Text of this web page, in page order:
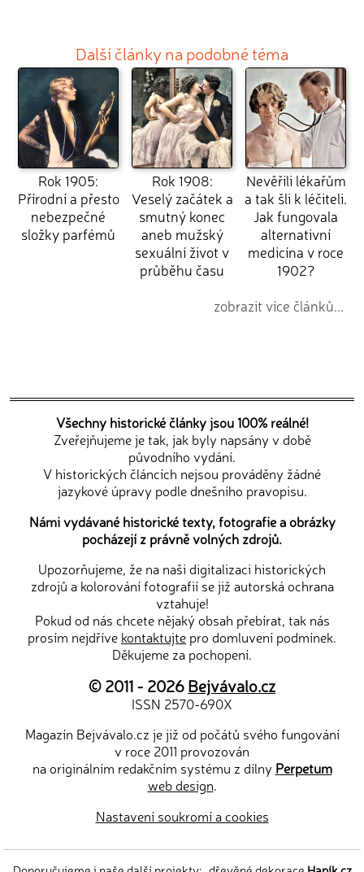
Další články na podobné téma
Rok 1905:
Přírodní a přesto
nebezpečné
složky parfémů
Rok 1908:
Veselý začátek a
smutný konec
aneb mužský
sexuální život v
průběhu času
Nevěřili lékařům
a tak šli k léčiteli.
Jak fungovala
alternativní
medicína v roce
1902?
zobrazit více článků...
Všechny historické články jsou 100% reálné!
Zveřejňujeme je tak, jak byly napsány v době
původního vydání.
V historických článcích nejsou prováděny žádné
jazykové úpravy podle dnešního pravopisu.
Námi vydávané historické texty, fotografie a obrázky
pocházejí z právně volných zdrojů.
Upozorňujeme, že na naši digitalizaci historických
zdrojů a kolorování fotografií se již autorská ochrana
vztahuje!
Pokud od nás chcete nějaký obsah přebírat, tak nás
prosím nejdříve kontaktujte pro domluvení podmínek.
Děkujeme za pochopení.
© 2011 - 2026Bejvávalo.cz
ISSN 2570-690X
Magazín Bejvávalo.cz je již od počátů svého fungování
v roce 2011 provozován
na originálním redakčním systému z dílny Perpetum
web design.
Nastavení soukromí a cookies